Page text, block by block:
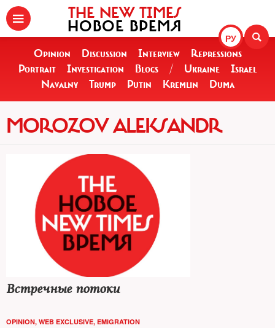
РУ
THE NEW TIMES
НОВОЕ ВРЕМЯ
Opinion Discussion Interview
Repressions
Portrait
Investigation Blogs / Ukraine
Israel
Navalny
Trump Putin Kremlin Duma
MOROZOV ALEKSANDR
Встречные потоки
OPINION, WEB EXCLUSIVE, EMIGRATION